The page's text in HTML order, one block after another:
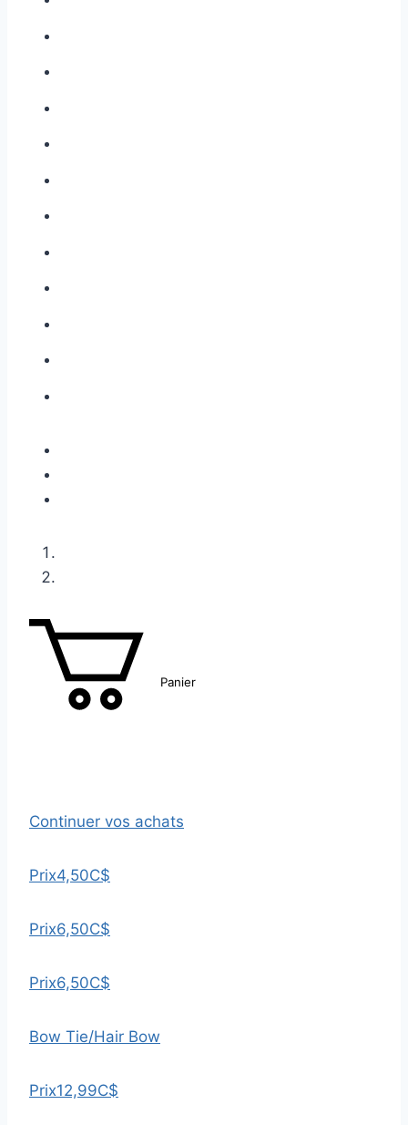
Panier
Continuer vos achats
Prix4,50C$
Prix6,50C$
Prix6,50C$
Bow Tie/Hair Bow
Prix12,99C$